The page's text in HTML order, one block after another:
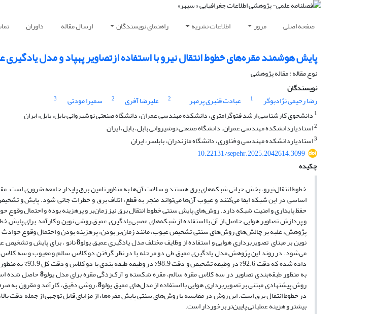
صفحه اصلی مرور اطلاعات نشریه راهنمای نویسندگان ارسال مقاله داوران
پایش هوشمند مقره‌های خطوط انتقال نیرو با استفاده ازتصاویر پهپاد و مدل یادگیری
نوع مقاله : مقاله پژوهشی
نویسندگان
رضا رحیمی نژادبوگر
1 عبادت قنبری پرمهر 2 علیرضا آفری 2 سمیرا مودتی
3
1 دانشجوی کارشناسی ارشد فتوگرامتری، دانشکده مهندسی عمران، دانشگاه صنعتی نوشیروانی بابل، بابل، ایران
2استادیاردانشکده مهندسی عمران، دانشگاه صنعتی نوشیروانی بابل، بابل، ایران
3استادیاردانشکده مهندسی و فناوری، دانشگاه مازندران، بابلسر، ایران
10.22131/sepehr.2025.2042614.3099
چکیده
خطوط انتقال‌نیرو، بخش حیاتی شبکه‌های برق هستند و سلامت آن‌ها به منظور تامین برق پایدار جامعه ضروری است.
اساسی در این شبکه ایفا می‌کنند و عیوب آن‌ها می‌تواند منجر به قطع، اتلاف برق و خطرات جانی شود. پایش و
حفظ پایداری و امنیت شبکه دارد. روش‌های پایش سنتی خطوط انتقال برق نیز زمان‌بر و پرهزینه بوده و احتمال وقوع
و پردازش تصاویر هوایی حاصل از آن با استفاده از شبکه‌های عصبی یادگیریعمیق روشی نوین و کارآمد برای پایش
‌پژوهش، غلبه بر چالش‌های روش‌های سنتی تشخیص عیوب، مانند زمان‌بر بودن، پرهزینه بودن و احتمال وقوع
نوین بر مبنای تصویر‌برداری هوایی و استفاده از وظایف مختلف مدل‌ یادگیری عمیق یولو8نانو ، برای پایش و تشخیص
می‌شود. در روند این پژوهش مدل یادگیری عمیق طی دو مرحله با در نظر گرفتن دو کلاس سالم و معیوب و سه
داده شده که دقت
به منظور طبقه‌بندی تصاویر در سه کلاس مقره سالم، مقره ‌شکسته و آرک‌زدگی مقره برای مدل یولو8حاصل شده
روش پیشنهادی مبتنی بر تصویربرداری هوایی با استفاده از مدل‌های عمیق یولو8، روشی دقیق، کارآمد و مقرون به
در خطوط انتقال برق است.این روش در مقایسه با روش‌های سنتی پایش مقره‌ها، از مزایای قابل توجهی از جمله دقت
بیشتر و هزینه عملیاتی پایین‌تر برخوردار است.